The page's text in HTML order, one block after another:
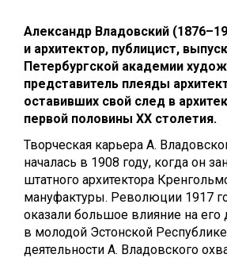
Александр Владовский
и архитектор, публицист,
Петербургской академии
представитель плеяды
оставивших свой след в
первой половины XX столетия.
Творческая карьера А.
началась в 1908 году, когда он
штатного архитектора
мануфактуры. Революции 1917
оказали большое влияние на его
в молодой Эстонской
деятельности А. Владовского